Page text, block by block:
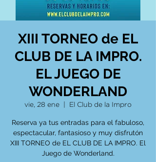
XIII TORNEO de EL
CLUB DE LA IMPRO.
EL JUEGO DE
WONDERLAND
vie, 28 ene El Club de la Impro
Reserva ya tus entradas para el fabuloso,
espectacular, fantasioso y muy disfrutón
XIII TORNEO de EL CLUB DE LA IMPRO. El
Juego de Wonderland.